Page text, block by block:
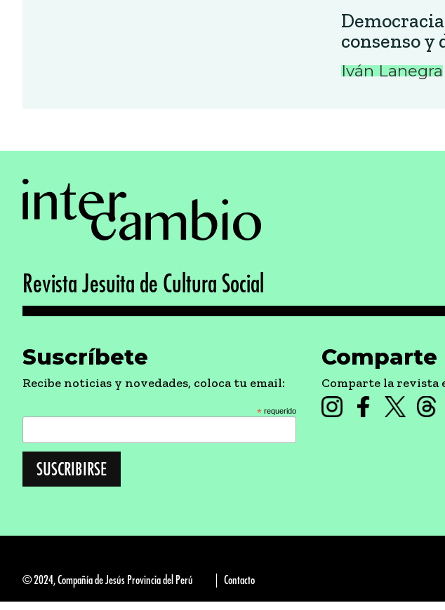
consenso y
Iván Lanegra
Revista Jesuita de Cultura Social
Suscríbete
Recibe noticias y novedades, coloca tu email:
* requerido
Comparte
Comparte la revista
© 2024, Compañía de Jesús Provincia del Perú Contacto